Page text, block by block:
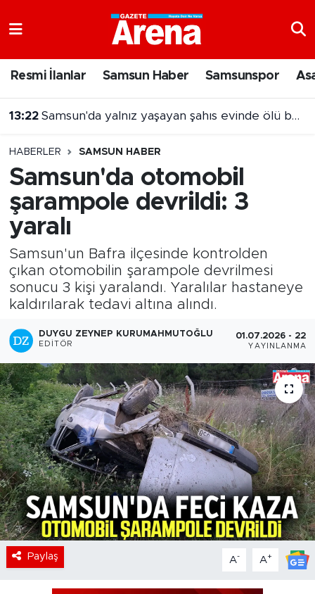
Resmi İlanlar Samsun Haber Samsunspor
13:22 Samsun'da yalnız yaşayan şahıs evinde ölü bulundu
HABERLER SAMSUN HABER
Samsun'da otomobil
şarampole devrildi: 3
yaralı
Samsun'un Bafra ilçesinde kontrolden
çıkan otomobilin şarampole devrilmesi
sonucu 3 kişi yaralandı. Yaralılar hastaneye
kaldırılarak tedavi altına alındı.
DUYGU ZEYNEP KURUMAHMUTOĞLU
EDITÖR
01.07.2026 -
YAYINLANMA
Paylaş A- A+
Samsun Namaz Vakitleri
Süper Lig Puan Durumu ve Fikstür
Tüm Manşetler
Son Dakika Haberleri
Haber Arşivi